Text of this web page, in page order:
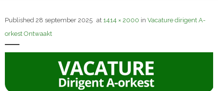
Contact
Published 28 september 2025 at 1414 × 2000 in Vacature dirigent A-
orkest Ontwaakt